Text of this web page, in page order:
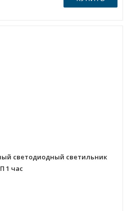
светодиодный светильник
1 час